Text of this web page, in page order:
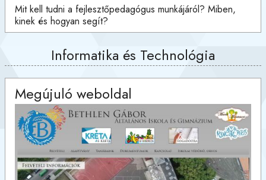
Mit kell tudni a fejlesztőpedagógus munkájáról? Miben,
kinek és hogyan segít?
Informatika és Technológia
Megújuló weboldal